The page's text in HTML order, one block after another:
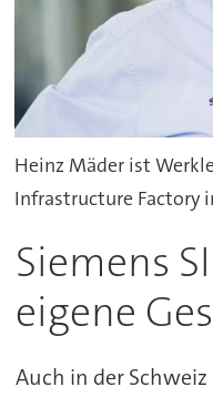
Heinz Mäder ist
Infrastructure Factory
Siemens
eigene
Auch in der